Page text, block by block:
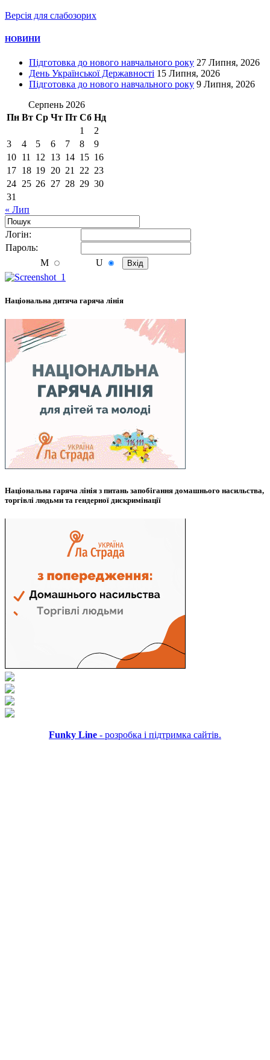
Версія для слабозорих
НОВИНИ
Підготовка до нового навчального року 27 Липня, 2026
День Української Державності 15 Липня, 2026
Підготовка до нового навчального року 9 Липня, 2026
Серпень 2026
Пн Вт Ср Чт Пт Сб Нд
1
2
3
4 5 6 7 8
9
10 11 12 13 14 15 16
17 18 19 20 21 22 23
24 25 26 27 28 29 30
31
« Лип
Логiн:
Пароль:
M
U
Національна дитяча гаряча лінія
Національна гаряча лінія з питань запобігання домашнього насильства,
торгівлі людьми та гендерної дискримінації
Funky Line - розробка і підтримка сайтів.